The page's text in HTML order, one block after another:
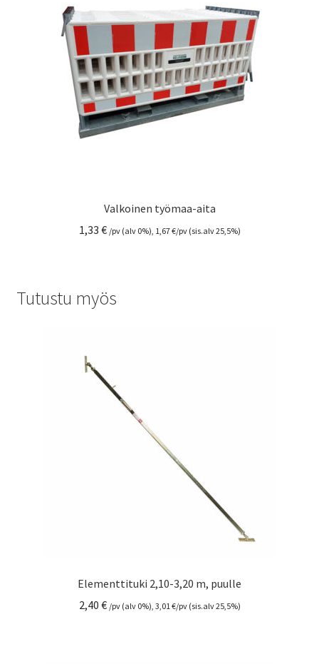
Valkoinen työmaa-aita
1,33 € /pv (alv 0%), 1,67€/pv (sis.alv 25,5%)
Tutustu myös
Elementtituki 2,10-3,20 m, puulle
2,40 € /pv (alv 0%), 3,01 €/pv (sis.alv 25,5%)